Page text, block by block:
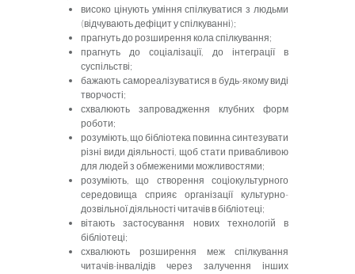
високо цінують уміння спілкуватися з людьми
(відчувають дефіцит у спілкуванні);
прагнуть до розширення кола спілкування;
прагнуть до соціалізації, до інтеграції в
суспільстві;
бажають самореалізуватися в будь-якому виді
творчості;
схвалюють запровадження клубних форм
роботи;
розуміють, що бібліотека повинна синтезувати
різні види діяльності, щоб стати привабливою
для людей з обмеженими можливостями;
розуміють, що створення соціокультурного
середовища сприяє організації культурно-
дозвільної діяльності читачів в бібліотеці;
вітають застосування нових технологій в
бібліотеці;
схвалюють розширення меж спілкування
читачів-інвалідів через залучення інших